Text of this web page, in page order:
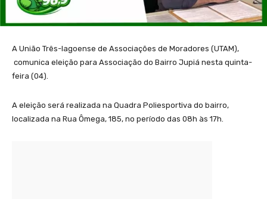
A União Três-lagoense de Associações de Moradores (UTAM),
comunica eleição para Associação do Bairro Jupiá nesta quinta-
feira (04).
A eleição será realizada na Quadra Poliesportiva do bairro,
localizada na Rua Ômega, 185, no período das 08h às 17h.